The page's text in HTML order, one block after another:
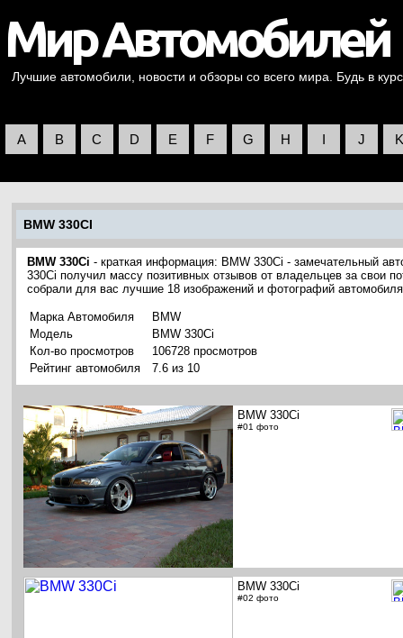
Лучшие автомобили, новости и обзоры со всего мира. Будь в
A B C D E F G H I J K
BMW 330CI
BMW 330Ci - краткая информация: BMW 330Ci - замечательный
330Ci получил массу позитивных отзывов от владельцев за свои
собрали для вас лучшие 18 изображений и фотографий
Марка Автомобиля
BMW
Модель
BMW 330Ci
Кол-во просмотров
106728 просмотров
Рейтинг автомобиля
7.6 из 10
BMW 330Ci
#01 фото
BMW 330Ci
#02 фото